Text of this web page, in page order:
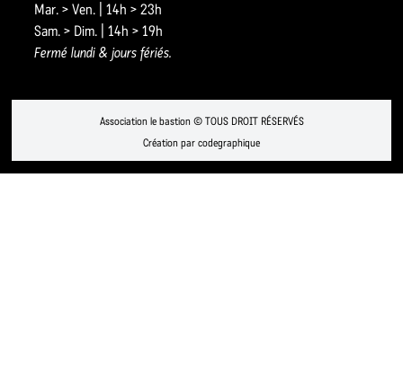
Mar. > Ven. | 14h > 23h
Sam. > Dim. | 14h > 19h
Fermé lundi & jours fériés.
Association le bastion © TOUS DROIT RÉSERVÉS
Création par codegraphique